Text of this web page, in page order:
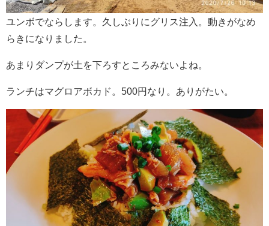
ユンボでならします。久しぶりにグリス注入。動きがなめ
らきになりました。
あまりダンプが土を下ろすところみないよね。
ランチはマグロアボカド。500円なり。ありがたい。